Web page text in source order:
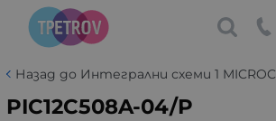
Назад до Интегрални схеми 1
PIC12C508A-04/P